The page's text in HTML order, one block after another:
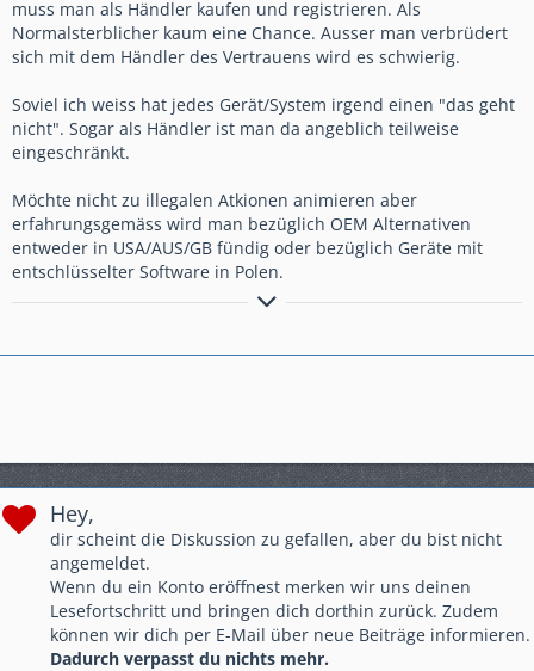
muss man als Händler kaufen und registrieren. Als
Normalsterblicher kaum eine Chance. Ausser man verbrüdert
sich mit dem Händler des Vertrauens wird es schwierig.
Soviel ich weiss hat jedes Gerät/System irgend einen "das geht
nicht". Sogar als Händler ist man da angeblich teilweise
eingeschränkt.
Möchte nicht zu illegalen Atkionen animieren aber
erfahrungsgemäss wird man bezüglich OEM Alternativen
entweder in USA/AUS/GB fündig oder bezüglich Geräte mit
entschlüsselter Software in Polen.
Wer ZEN beherrscht kennt keine Spritpreise
Hey,
dir scheint die Diskussion zu gefallen, aber du bist nicht
angemeldet.
Wenn du ein Konto eröffnest merken wir uns deinen
Lesefortschritt und bringen dich dorthin zurück. Zudem
können wir dich per E-Mail über neue Beiträge informieren.
Dadurch verpasst du nichts mehr.